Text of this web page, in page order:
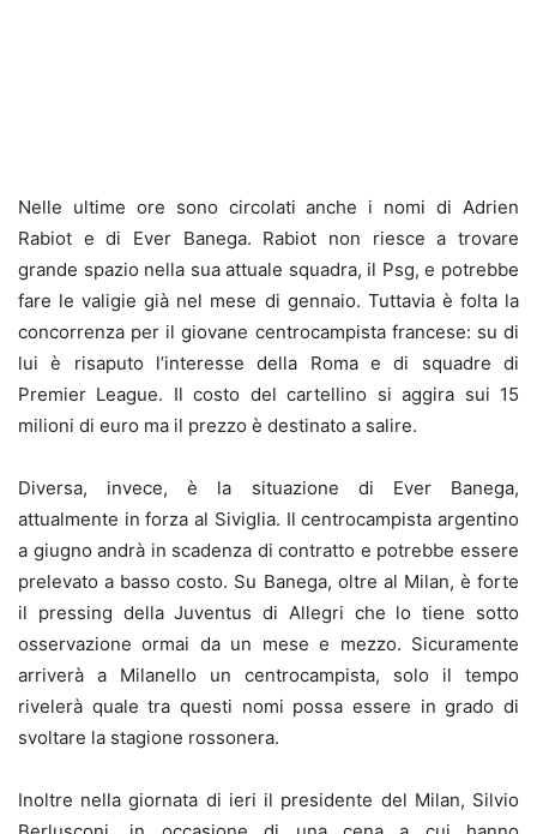
Nelle ultime ore sono circolati anche i nomi di Adrien
Rabiot e di Ever Banega. Rabiot non riesce a trovare
grande spazio nella sua attuale squadra, il Psg, e potrebbe
fare le valigie già nel mese di gennaio. Tuttavia è folta la
concorrenza per il giovane centrocampista francese: su di
lui è risaputo l’interesse della Roma e di squadre di
Premier League. Il costo del cartellino si aggira sui 15
milioni di euro ma il prezzo è destinato a salire.
Diversa, invece, è la situazione di Ever Banega,
attualmente in forza al Siviglia. Il centrocampista argentino
a giugno andrà in scadenza di contratto e potrebbe essere
prelevato a basso costo. Su Banega, oltre al Milan, è forte
il pressing della Juventus di Allegri che lo tiene sotto
osservazione ormai da un mese e mezzo. Sicuramente
arriverà a Milanello un centrocampista, solo il tempo
rivelerà quale tra questi nomi possa essere in grado di
svoltare la stagione rossonera.
Inoltre nella giornata di ieri il presidente del Milan, Silvio